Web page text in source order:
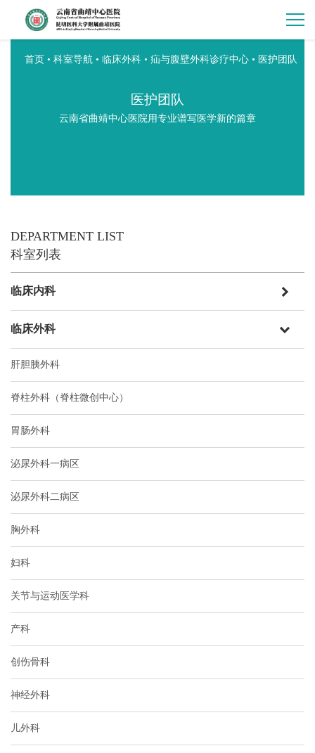
首页 • 科室导航 • 临床外科 • 疝与腹壁外科诊疗中心 • 医护团队
医护团队
云南省曲靖中心医院用专业谱写医学新的篇章
DEPARTMENT LIST
科室列表
临床内科
临床外科
肝胆胰外科
脊柱外科（脊柱微创中心）
胃肠外科
泌尿外科一病区
泌尿外科二病区
胸外科
妇科
关节与运动医学科
产科
创伤骨科
神经外科
儿外科